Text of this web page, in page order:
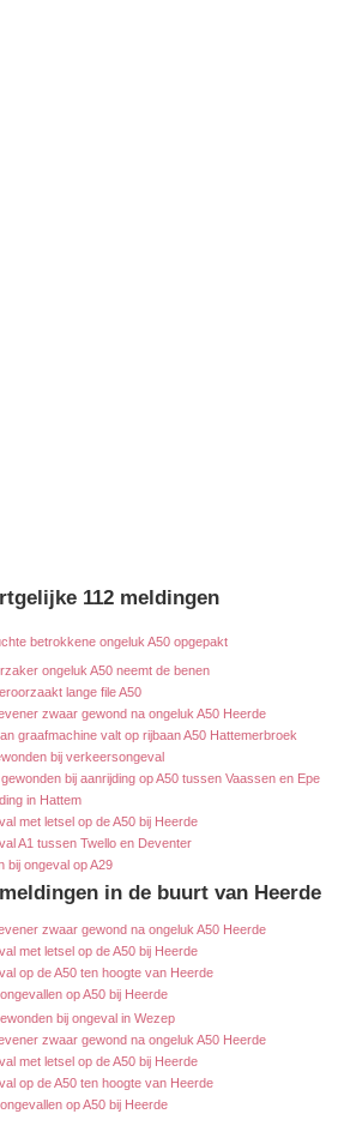
112 meldingen
betrokkene ongeluk A50 opgepakt
ongeluk A50 neemt de benen
lange file A50
zwaar gewond na ongeluk A50 Heerde
graafmachine valt op rijbaan A50 Hattemerbroek
bij verkeersongeval
bij aanrijding op A50 tussen Vaassen en Epe
in Hattem
met letsel op de A50 bij Heerde
A1 tussen Twello en Deventer
bij ongeval op A29
in de buurt van Heerde
zwaar gewond na ongeluk A50 Heerde
met letsel op de A50 bij Heerde
op de A50 ten hoogte van Heerde
op A50 bij Heerde
bij ongeval in Wezep
zwaar gewond na ongeluk A50 Heerde
met letsel op de A50 bij Heerde
op de A50 ten hoogte van Heerde
op A50 bij Heerde